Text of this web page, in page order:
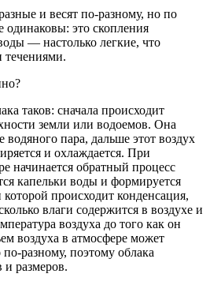
и весят по-разному, но по
одинаковы: это скопления
— настолько легкие, что
течениями.
таков: сначала происходит
земли или водоемов. Она
водяного пара, дальше этот воздух
и охлаждается. При
начинается обратный процесс
капельки воды и формируется
происходит конденсация,
влаги содержится в воздухе и
воздуха до того как он
воздуха в атмосфере может
разному, поэтому облака
и размеров.